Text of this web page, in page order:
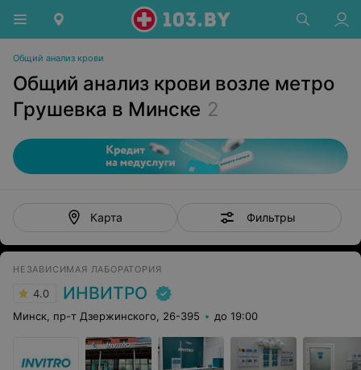
Общий анализ крови
Общий анализ крови возле метро
Грушевка в Минске 2
Карта Фильтры
НЕЗАВИСИМАЯ ЛАБОРАТОРИЯ
4.0 ИНВИТРО
Минск, пр-т Дзержинского, 26-395 до 19:00